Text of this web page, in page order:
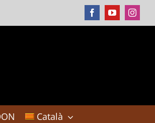
FacebookYouTube
Català